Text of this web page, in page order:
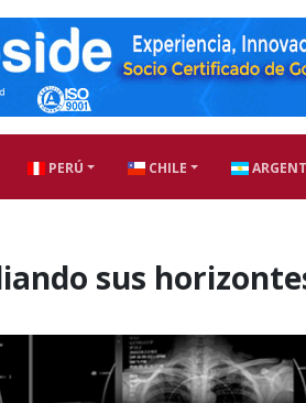
PERÚ CHILE
sus